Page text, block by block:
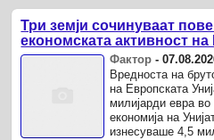
Три земји сочинуваат
економската активност на
Фактор -
Вредноста на
на Европската
милијарди евра
економија на
изнесуваше 4,5